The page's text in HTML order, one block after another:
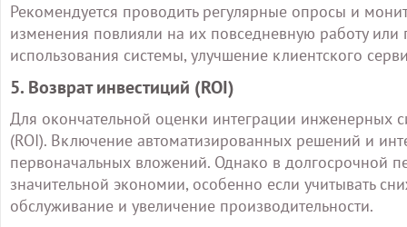
Рекомендуется проводить регулярные опросы и
изменения повлияли на их повседневную работу или
использования системы, улучшение клиентского
5. Возврат инвестиций (ROI)
Для окончательной оценки интеграции инженерных
(ROI). Включение автоматизированных решений и
первоначальных вложений. Однако в долгосрочной
значительной экономии, особенно если учитывать
обслуживание и увеличение производительности.